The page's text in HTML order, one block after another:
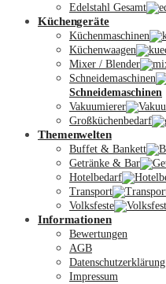
Mein Konto
Edelstahl Gesamt
Küchengeräte
Küchenmaschinen
Küchenwaagen
Mixer / Blender
Schneidemaschinen
Schneidemaschinen
Vakuumierer
Großküchenbedarf
Themenwelten
Buffet & Bankett
Getränke & Bar
Hotelbedarf
Transport
Volksfeste
Informationen
Bewertungen
AGB
Datenschutzerklärung
Impressum